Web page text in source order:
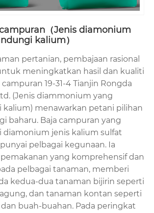
campuran（Jenis diamonium
kalium）
pertanian, pembajaan rasional
meningkatkan hasil dan kualiti
19-31-4 Tianjin Rongda
(Jenis diammonium yang
menawarkan petani pilihan
baharu. Baja campuran yang
jenis kalium sulfat
pelbagai kegunaan. Ia
yang komprehensif dan
pelbagai tanaman, memberi
kedua-dua tanaman bijirin seperti
dan tanaman kontan seperti
buah-buahan. Pada peringkat